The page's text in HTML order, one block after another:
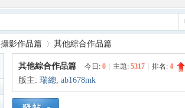
攝影作品篇
›
其他綜合作品篇
其他綜合作品篇 今日: 0 主題: 5317 排名: 4
版主: 瑞總, ab1678mk